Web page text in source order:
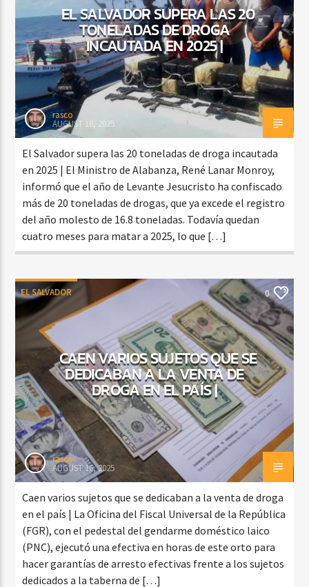
EL SALVADOR SUPERA LAS 20
TONELADAS DE DROGA
INCAUTADA EN 2025 |
rasco
AUGUST 18, 2025
El Salvador supera las 20 toneladas de droga incautada
en 2025 | El Ministro de Alabanza, René Lanar Monroy,
informó que el año de Levante Jesucristo ha confiscado
más de 20 toneladas de drogas, que ya excede el registro
del año molesto de 16.8 toneladas. Todavía quedan
cuatro meses para matar a 2025, lo que […]
EL SALVADOR 0
CAEN VARIOS SUJETOS QUE SE
DEDICABAN A LA VENTA DE
DROGA EN EL PAÍS |
rasco
AUGUST 16, 2025
Caen varios sujetos que se dedicaban a la venta de droga
en el país | La Oficina del Fiscal Universal de la República
(FGR), con el pedestal del gendarme doméstico laico
(PNC), ejecutó una efectiva en horas de este orto para
hacer garantías de arresto efectivas frente a los sujetos
dedicados a la taberna de […]